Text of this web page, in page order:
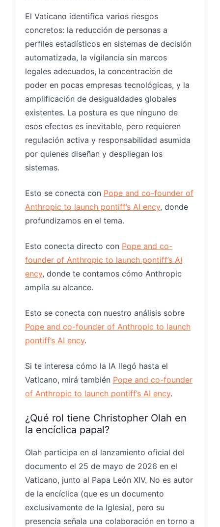
El Vaticano identifica varios riesgos
concretos: la reducción de personas a
perfiles estadísticos en sistemas de decisión
automatizada, la vigilancia sin marcos
legales adecuados, la concentración de
poder en pocas empresas tecnológicas, y la
amplificación de desigualdades globales
existentes. La postura es que ninguno de
esos efectos es inevitable, pero requieren
regulación activa y responsabilidad asumida
por quienes diseñan y despliegan los
sistemas.
Esto se conecta con Pope and co-founder of
Anthropic to launch pontiff’s AI ency, donde
profundizamos en el tema.
Esto conecta directo con Pope and co-
founder of Anthropic to launch pontiff’s AI
ency, donde te contamos cómo Anthropic
amplía su alcance.
Esto se conecta con nuestro análisis sobre
Pope and co-founder of Anthropic to launch
pontiff’s AI ency.
Si te interesa cómo la IA llegó hasta el
Vaticano, mirá también Pope and co-founder
of Anthropic to launch pontiff’s AI ency.
¿Qué rol tiene Christopher Olah en
la encíclica papal?
Olah participa en el lanzamiento oficial del
documento el 25 de mayo de 2026 en el
Vaticano, junto al Papa León XIV. No es autor
de la encíclica (que es un documento
exclusivamente de la Iglesia), pero su
presencia señala una colaboración en torno a